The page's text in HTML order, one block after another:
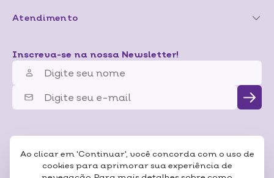
Ao clicar em 'Continuar', você concorda com o uso de
cookies para aprimorar sua experiência de
Atendimento
Inscreva-se na nossa Newsletter!